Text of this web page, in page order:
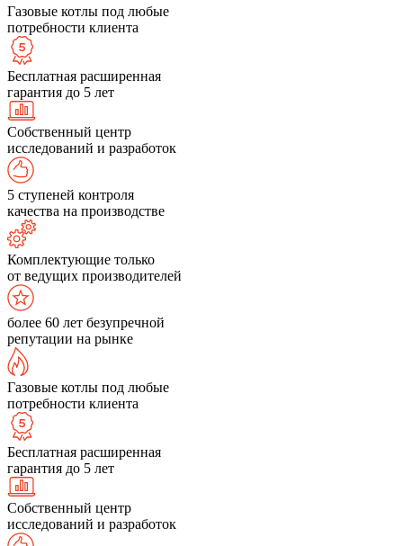
Газовые котлы под любые
потребности клиента
Бесплатная расширенная
гарантия до 5 лет
Собственный центр
исследований и разработок
5 ступеней контроля
качества на производстве
Комплектующие только
от ведущих производителей
более 60 лет безупречной
репутации на рынке
Газовые котлы под любые
потребности клиента
Бесплатная расширенная
гарантия до 5 лет
Собственный центр
исследований и разработок